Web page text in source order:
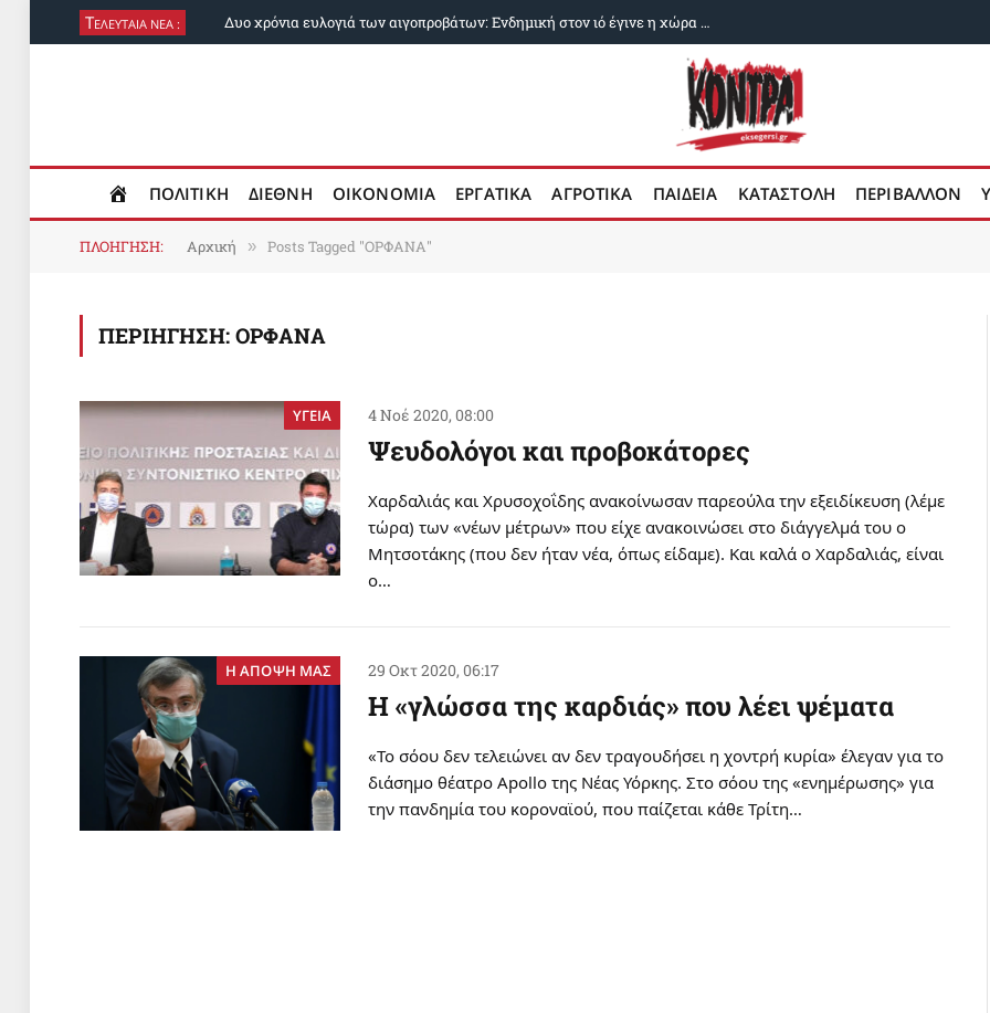
ΤΕΛΕΥΤΑΙΑ ΝΕΑ : Δυο χρόνια ευλογιά των αιγοπροβάτων: Ενδημική στον ιό έγινε η χώρα μας
ΠΟΛΙΤΙΚΗ ΔΙΕΘΝΗ ΟΙΚΟΝΟΜΙΑ ΕΡΓΑΤΙΚΑ ΑΓΡΟΤΙΚΑ ΠΑΙΔΕΙΑ ΚΑΤΑΣΤΟΛΗ ΠΕΡΙΒΑΛΛΟΝ
ΠΛΟΗΓΗΣΗ: Αρχική » Posts Tagged "ΟΡΦΑΝΑ"
ΠΕΡΙΗΓΗΣΗ:ΟΡΦΑΝΑ
ΥΓΕΙΑ 4 Νοέ 2020, 08:00
Ψευδολόγοι και προβοκάτορες
Χαρδαλιάς και Χρυσοχοΐδης ανακοίνωσαν παρεούλα την εξειδίκευση (λέμε
τώρα) των «νέων μέτρων» που είχε ανακοινώσει στο διάγγελμά του ο
Μητσοτάκης (που δεν ήταν νέα, όπως είδαμε). Και καλά ο Χαρδαλιάς, είναι
ο…
Η ΑΠΟΨΗ ΜΑΣ 29 Οκτ 2020, 06:17
Η «γλώσσα της καρδιάς» που λέει ψέματα
«Το σόου δεν τελειώνει αν δεν τραγουδήσει η χοντρή κυρία» έλεγαν για το
διάσημο θέατρο Apollo της Νέας Υόρκης. Στο σόου της «ενημέρωσης» για
την πανδημία του κοροναϊού, που παίζεται κάθε Τρίτη…